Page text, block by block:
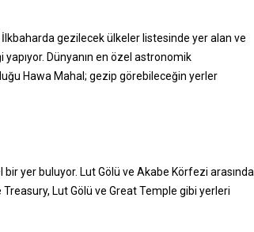
gezilecek ülkeler listesinde yer alan ve
Dünyanın en özel astronomik
Hawa Mahal; gezip görebileceğin yerler
yer buluyor. Lut Gölü ve Akabe Körfezi arasında
Lut Gölü ve Great Temple gibi yerleri